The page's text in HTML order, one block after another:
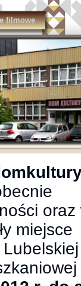
filmowe
miejsce